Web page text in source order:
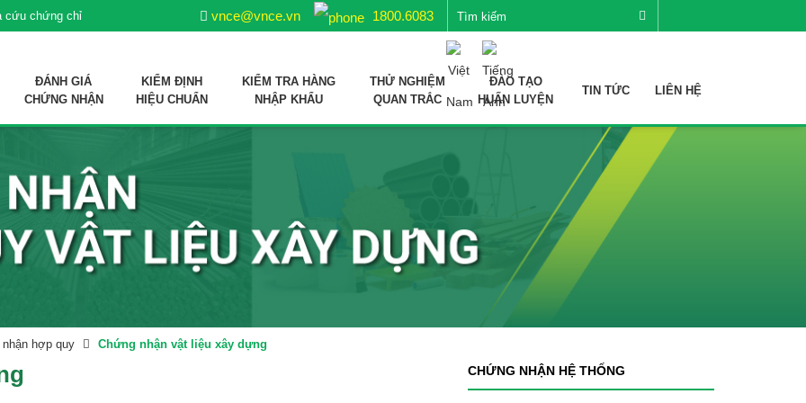
cứu chứng chỉ vnce@vnce.vn 1800.6083
ĐÁNH GIÁ
CHỨNG NHẬN
KIỂM ĐỊNH
HIỆU CHUẨN
KIỂM TRA HÀNG
NHẬP KHẨU
THỬ NGHIỆM
QUAN TRẮC
ĐÀO TẠO
HUẤN LUYỆN
TIN TỨC LIÊN HỆ
hợp quy Chứng nhận vật liệu xây dựng
CHỨNG NHẬN HỆ THỐNG